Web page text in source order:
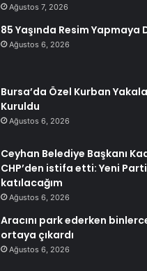
Ağustos 7, 2026
85 Yaşında Resim Yapmaya
Ağustos 6, 2026
Bursa’da Özel Kurban
Kuruldu
Ağustos 6, 2026
Ceyhan Belediye Başkanı
CHP’den istifa etti: Yeni
katılacağım
Ağustos 6, 2026
Aracını park ederken binlerce
ortaya çıkardı
Ağustos 6, 2026